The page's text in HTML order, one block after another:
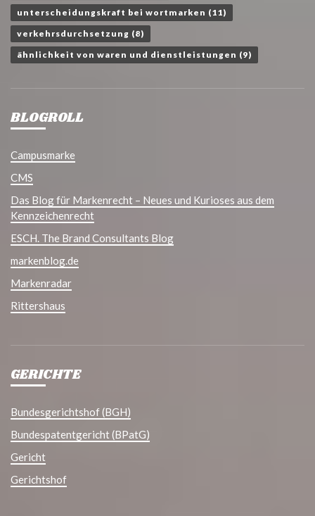
unterscheidungskraft bei wortmarken (11)
verkehrsdurchsetzung (8)
ähnlichkeit von waren und dienstleistungen (9)
BLOGROLL
Campusmarke
CMS
Das Blog für Markenrecht – Neues und Kurioses aus dem
Kennzeichenrecht
ESCH. The Brand Consultants Blog
markenblog.de
Markenradar
Rittershaus
GERICHTE
Bundesgerichtshof (BGH)
Bundespatentgericht (BPatG)
Gericht
Gerichtshof